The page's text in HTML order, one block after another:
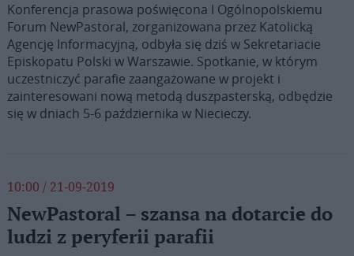
Konferencja prasowa poświęcona I Ogólnopolskiemu
Forum NewPastoral, zorganizowana przez Katolicką
Agencję Informacyjną, odbyła się dziś w Sekretariacie
Episkopatu Polski w Warszawie. Spotkanie, w którym
uczestniczyć parafie zaangażowane w projekt i
zainteresowani nową metodą duszpasterską, odbędzie
się w dniach 5-6 października w Niecieczy.
10:00 / 21-09-2019
NewPastoral – szansa na dotarcie do
ludzi z peryferii parafii